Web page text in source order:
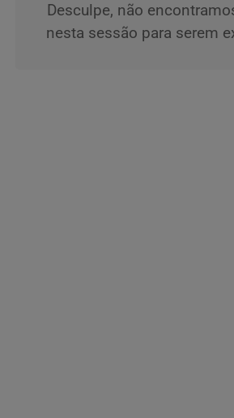
Desculpe, não
nesta sessão para serem